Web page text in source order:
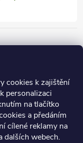
cookies k zajištění
personalizaci
na tlačítko
a předáním
cílené reklamy na
dalších webech.
na vše;)